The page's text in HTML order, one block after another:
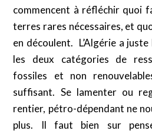
commencent à réfléchir quoi
terres rares nécessaires, et
en découlent. L’Algérie a
les deux catégories de
fossiles et non
suffisant. Se lamenter ou
rentier, pétro-dépendant ne
plus. Il faut bien sur